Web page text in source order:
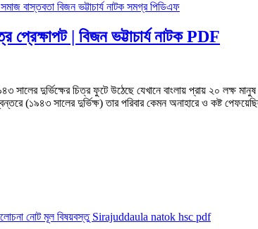
প্রেক্ষাপট | বিজন ভট্টাচার্য নাটক PDF
সালের দুর্ভিক্ষের চিত্র ফুটে উঠেছে যেখানে বাংলায় প্রায় ২০ লক্ষ
(১৯৪৩ সালের দুর্ভিক্ষ) তার পরিবার কেমন অনাহারে ও কষ্ট